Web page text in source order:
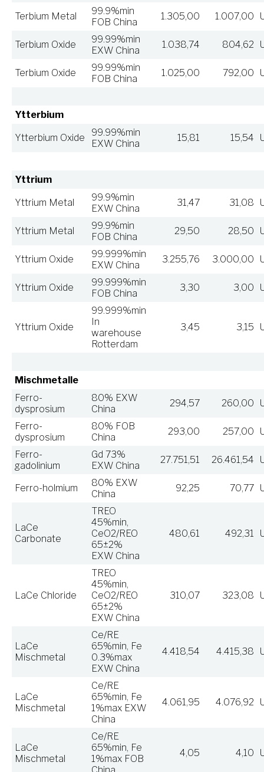
Terbium Metal
99.9%min
FOB China
1.305,00 1.007,00
Terbium Oxide
99.99%min
EXW China
1.038,74 804,62
Terbium Oxide
99.99%min
FOB China
1.025,00 792,00
Ytterbium
Ytterbium Oxide
99.99%min
EXW China
15,81 15,54
Yttrium
Yttrium Metal
99.9%min
EXW China
31,47 31,08
Yttrium Metal
99.9%min
FOB China
29,50 28,50
Yttrium Oxide
99.999%min
EXW China
3.255,76 3.000,00
Yttrium Oxide
99.999%min
FOB China
3,30 3,00
Yttrium Oxide
99.999%min
In
warehouse
Rotterdam
3,45 3,15
Mischmetalle
Ferro-
dysprosium
80% EXW
China
294,57 260,00
Ferro-
dysprosium
80% FOB
China
293,00 257,00
Ferro-
gadolinium
Gd 73%
EXW China
27.751,51 26.461,54
Ferro-holmium
80% EXW
China
92,25 70,77
LaCe
Carbonate
TREO
45%min,
CeO2/REO
65±2%
EXW China
480,61 492,31
LaCe Chloride
TREO
45%min,
CeO2/REO
65±2%
EXW China
310,07 323,08
LaCe
Mischmetal
Ce/RE
65%min, Fe
0.3%max
EXW China
4.418,54 4.415,38
LaCe
Mischmetal
Ce/RE
65%min, Fe
1%max EXW
China
4.061,95 4.076,92
LaCe
Mischmetal
Ce/RE
65%min, Fe
1%max FOB
4,05 4,10